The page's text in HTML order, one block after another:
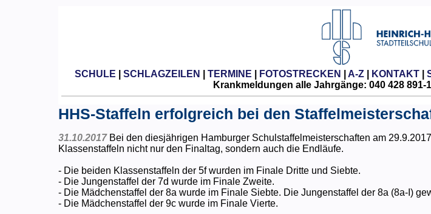
SCHULE SCHLAGZEILEN TERMINE FOTOSTRECKEN A-Z| KONTAKT|
Krankmeldungen alle Jahrgänge: 040 428 891-
HHS-Staffeln erfolgreich bei den
31.10.2017 Bei den diesjährigen Hamburger Schulstaffelmeisterschaften am
Klassenstaffeln nicht nur den Finaltag, sondern auch die Endläufe.
- Die beiden Klassenstaffeln der 5f wurden im Finale Dritte und Siebte.
- Die Jungenstaffel der 7d wurde im Finale Zweite.
- Die Mädchenstaffel der 8a wurde im Finale Siebte. Die Jungenstaffel der 8a (8a-I)
- Die Mädchenstaffel der 9c wurde im Finale Vierte.